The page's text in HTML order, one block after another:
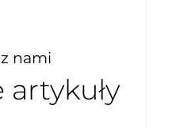
nami
artykuły